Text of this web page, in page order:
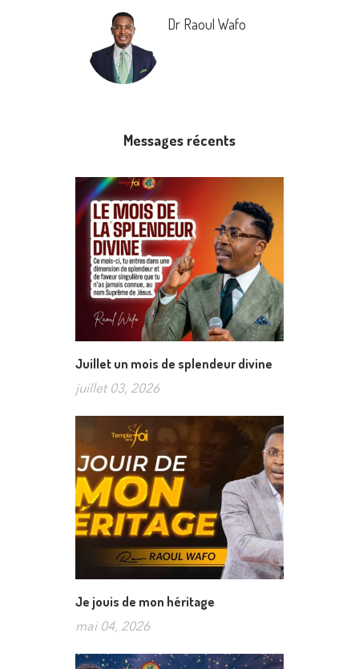
Dr Raoul Wafo
Messages récents
Juillet un mois de splendeur divine
juillet 03, 2026
Je jouis de mon héritage
mai 04, 2026